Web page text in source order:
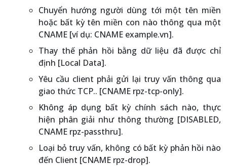
Chuyển hướng người dùng tới một tên miền
hoặc bất kỳ tên miền con nào thông qua một
CNAME [ví dụ: CNAME example.vn].
Thay thế phản hồi bằng dữ liệu đã được chỉ
định [Local Data].
Yêu cầu client phải gửi lại truy vấn thông qua
giao thức TCP.. [CNAME rpz-tcp-only].
Không áp dụng bất kỳ chính sách nào, thực
hiện phân giải như thông thường [DISABLED,
CNAME rpz-passthru].
Loại bỏ truy vấn, không có bất kỳ phản hồi nào
đến Client [CNAME rpz-drop].